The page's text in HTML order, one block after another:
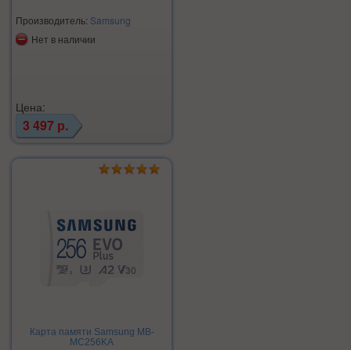
Производитель: Samsung
Нет в наличии
Цена:
3 497 р.
Карта памяти Samsung MB-
MC256KA